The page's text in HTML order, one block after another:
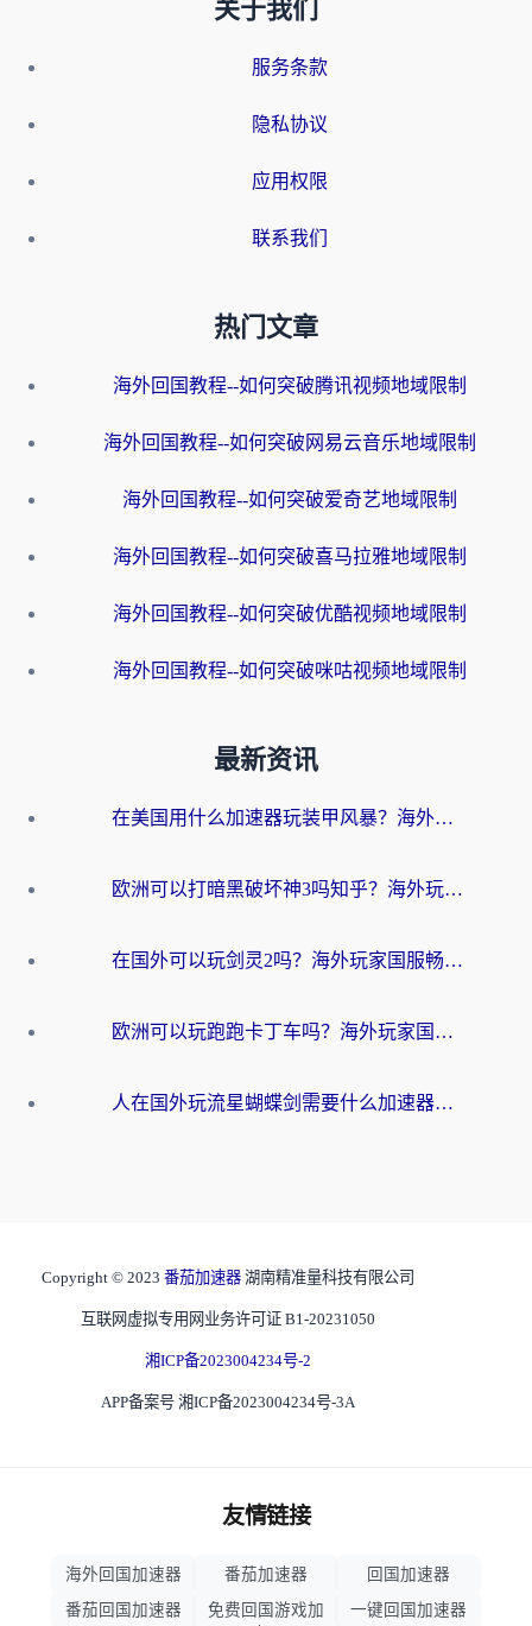
关于我们
服务条款
隐私协议
应用权限
联系我们
热门文章
海外回国教程--如何突破腾讯视频地域限制
海外回国教程--如何突破网易云音乐地域限制
海外回国教程--如何突破爱奇艺地域限制
海外回国教程--如何突破喜马拉雅地域限制
海外回国教程--如何突破优酷视频地域限制
海外回国教程--如何突破咪咕视频地域限制
最新资讯
在美国用什么加速器玩装甲风暴？海外玩家亲测有效的国服游戏加速指南
欧洲可以打暗黑破坏神3吗知乎？海外玩家国服游戏加速终极指南
在国外可以玩剑灵2吗？海外玩家国服畅玩终极指南（附永恒之塔明日方舟加速方案）
欧洲可以玩跑跑卡丁车吗？海外玩家国服游戏畅玩终极指南（附QQ炫舞剑网3解决方案）
人在国外玩流星蝴蝶剑需要什么加速器？老玩家亲测的终极解决方案
Copyright © 2023 番茄加速器 湖南精准量科技有限公司
互联网虚拟专用网业务许可证 B1-20231050
湘ICP备2023004234号-2
APP备案号 湘ICP备2023004234号-3A
友情链接
海外回国加速器 番茄加速器
回国加速器
番茄回国加速器
免费回国游戏加
一键回国加速器